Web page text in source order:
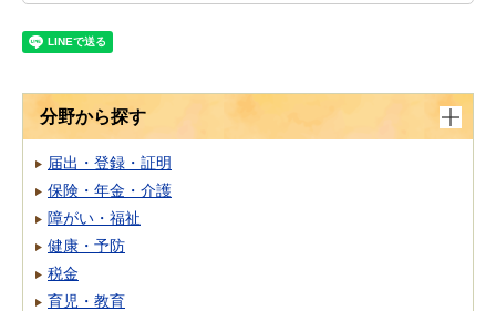
分野から探す
届出・登録・証明
保険・年金・介護
障がい・福祉
健康・予防
税金
育児・教育